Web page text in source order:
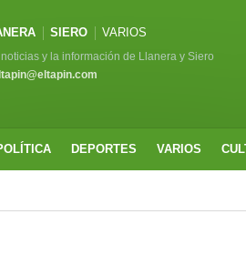
SIERO VARIOS
noticias y la información de Llanera y Siero
DEPORTES VARIOS